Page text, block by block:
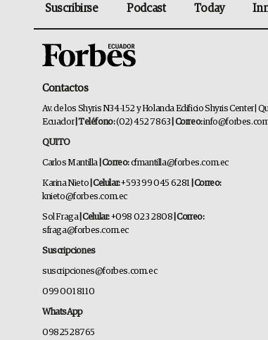
Suscribirse Podcast Today
Contactos
Av. de los Shyris N34-152 y Holanda Edificio Shyris Center |
Ecuador | Teléfono:(02) 452 7863 | Correo:
QUITO
Carlos Mantilla | Correo:cfmantilla@forbes.com.ec
Karina Nieto | Celular:+593 99 045 6281 | Correo:
knieto@forbes.com.ec
Sol Fraga| Celular:+098 023 2808 | Correo:
sfraga@forbes.com.ec
Suscripciones
suscripciones@forbes.com.ec
099 001 8110
WhatsApp
0982528765